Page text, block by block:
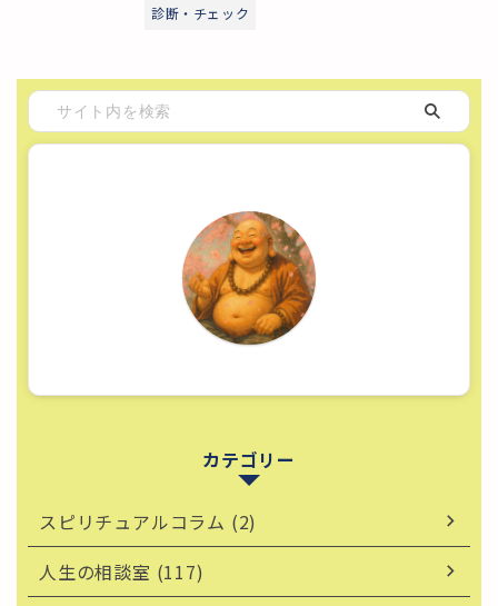
診断・チェック
カテゴリー
スピリチュアルコラム (2)
人生の相談室 (117)